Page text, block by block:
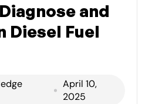
and
Diesel Fuel
April 10,
2025